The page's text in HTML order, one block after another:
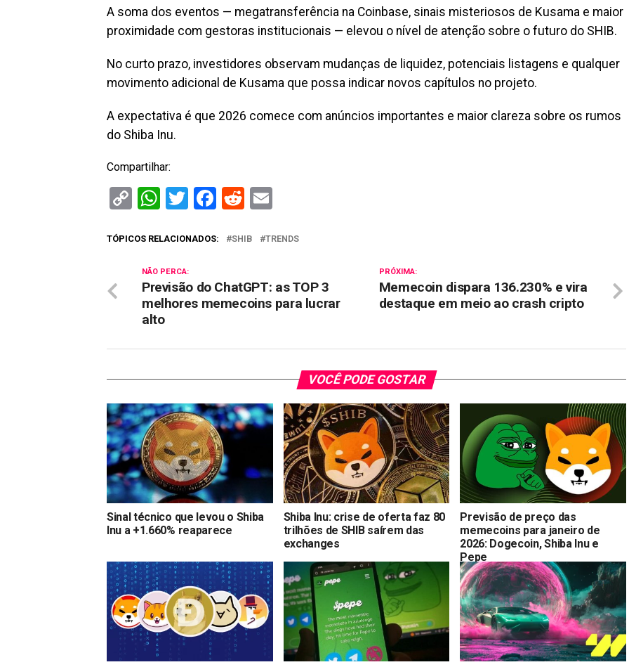
A soma dos eventos — megatransferência na Coinbase, sinais misteriosos de Kusama e maior
proximidade com gestoras institucionais — elevou o nível de atenção sobre o futuro do SHIB.
No curto prazo, investidores observam mudanças de liquidez, potenciais listagens e qualquer
movimento adicional de Kusama que possa indicar novos capítulos no projeto.
A expectativa é que 2026 comece com anúncios importantes e maior clareza sobre os rumos
do Shiba Inu.
Compartilhar:
CopyWhatsApp
Twitter
Facebook
Reddit
TÓPICOS RELACIONADOS: SHIB TRENDS
PRÓXIMA:
Memecoin dispara 136.230% e vira
destaque em meio ao crash cripto
NÃO PERCA:
Previsão do ChatGPT: as TOP 3
melhores memecoins para lucrar
alto
VOCÊ PODE GOSTAR
Sinal técnico que levou o Shiba
Inu a +1.660% reaparece
Shiba Inu: crise de oferta faz 80
trilhões de SHIB saírem das
exchanges
Previsão de preço das
memecoins para janeiro de
2026: Dogecoin, Shiba Inu e
Pepe